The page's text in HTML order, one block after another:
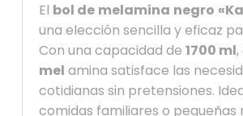
El bol de melamina negro
una elección sencilla y eficaz
Con una capacidad de 1700 ml
mel amina satisface las
cotidianas sin pretensiones.
comidas familiares o pequeñas